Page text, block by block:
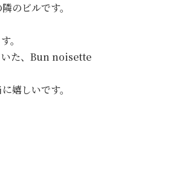
のビルです。
。
いた、Bun noisette
嬉しいです。